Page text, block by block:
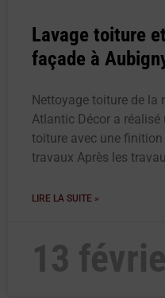
Lavage toiture
façade à
Nettoyage toiture de la
Atlantic Décor a
toiture avec une
travaux Après les
LIRE LA SUITE »
13